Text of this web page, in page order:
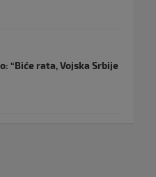
“Biće rata, Vojska Srbije